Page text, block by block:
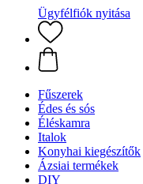
Ügyfélfiók nyitása
Fűszerek
Édes és sós
Éléskamra
Italok
Konyhai kiegészítők
Ázsiai termékek
DIY